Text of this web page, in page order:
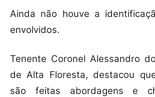
Ainda não houve a
envolvidos.
Tenente Coronel Alessandro
de Alta Floresta, destacou
são feitas abordagens e